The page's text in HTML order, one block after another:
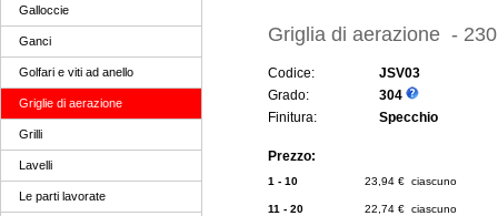
Galloccie
Ganci
Golfari e viti ad anello
Griglie di aerazione
Grilli
Lavelli
Le parti lavorate
Griglia di aerazione -
Codice:
JSV03
Grado:
304
Finitura:
Specchio
Prezzo:
1 - 10 23,94 € ciascuno
11 - 20 22,74 € ciascuno